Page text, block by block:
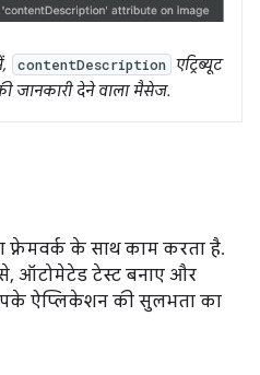
contentDescription एट्रिब्यूट
जानकारी देने वाला मैसेज.
फ़्रेमवर्क के साथ काम करता है.
ऑटोमेटेड टेस्ट बनाए और
ऐप्लिकेशन की सुलभता का